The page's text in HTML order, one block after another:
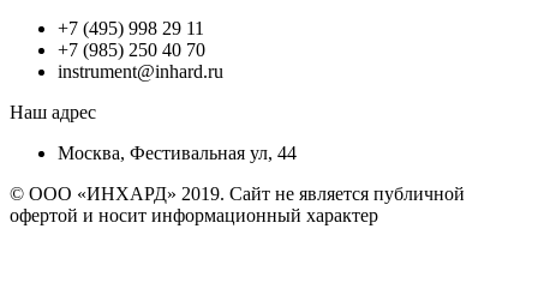
+7 (495) 998 29 11
+7 (985) 250 40 70
instrument@inhard.ru
Наш адрес
Москва, Фестивальная ул, 44
© ООО «ИНХАРД» 2019. Сайт не является публичной
офертой и носит информационный характер